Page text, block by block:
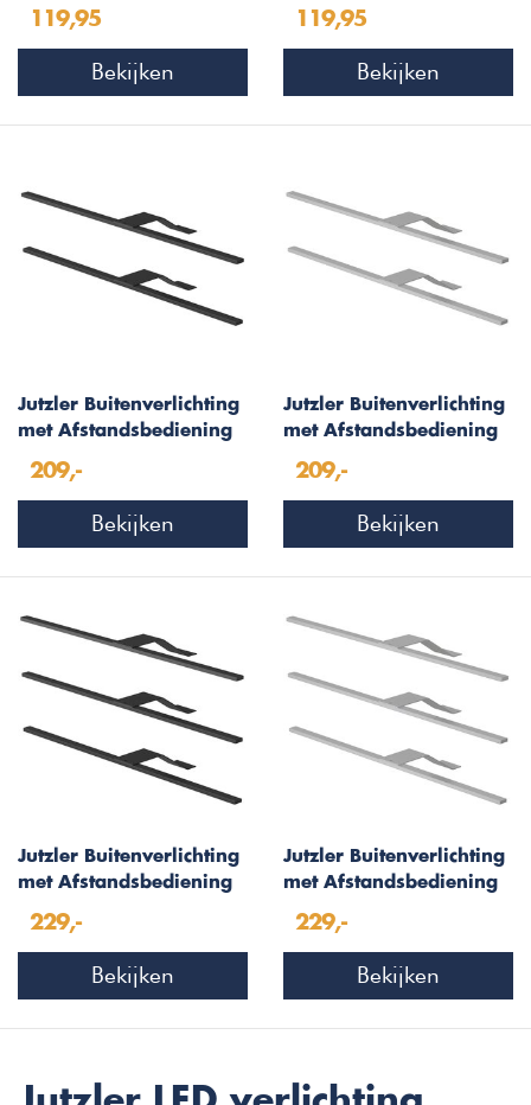
119,95
Bekijken
119,95
Bekijken
Jutzler Buitenverlichting
met Afstandsbediening
209,-
Bekijken
Jutzler Buitenverlichting
met Afstandsbediening
Stuks
209,-
Bekijken
Jutzler Buitenverlichting
met Afstandsbediening
229,-
Bekijken
Jutzler Buitenverlichting
met Afstandsbediening
Stuks
229,-
Bekijken